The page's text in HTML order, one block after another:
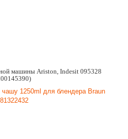
машины Ariston, Indesit 095328